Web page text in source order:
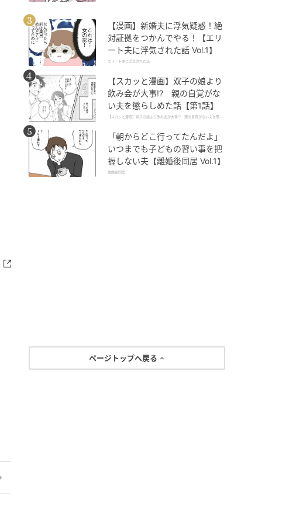
【漫画】新婚夫に浮気疑惑！絶
対証拠をつかんでやる！【エリ
ート夫に浮気された話 Vol.1】
エリート夫に浮気された話
【スカッと漫画】双子の娘より
飲み会が大事!? 親の自覚がな
い夫を懲らしめた話【第1話】
【スカッと漫画】双子の娘より飲み会が大事!? 親の自覚がない夫を懲ら
「朝からどこ行ってたんだよ」
いつまでも子どもの習い事を把
握しない夫【離婚後同居 Vol.1】
離婚後同居
ページトップへ戻る